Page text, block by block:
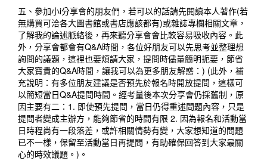
五、參加小i分享會的朋友們，若可以的話請先閱讀本人著作(若
無購買可洽各大圖書館或書店應該都有)或雜誌專欄相關文章，
了解我的論述脈絡後，再來聽分享會會比較容易吸收內容。此
外，分享會都會有Q&A時間，各位好朋友可以先思考並整理想
詢問的議題，這裡也要煩請大家，提問時儘量簡明扼要，節省
大家寶貴的Q&A時間，讓我可以為更多朋友解惑：) (此外，補
充說明：有多位朋友建議是否預先於報名時開放提問，這樣可
以簡短當日Q&A提問時間。經考量後本次分享會仍採舊制，原
因主要有二：1. 即使預先提問，當日仍得重述問題內容，只是
提問者變成主辦方，能夠節省的時間有限 2. 因為報名和活動當
日時程尚有一段落差，或許相關情勢有變，大家想知道的問題
已不一樣，保留至活動當日再提問，有助確保回答到大家最關
心的時效議題。)。